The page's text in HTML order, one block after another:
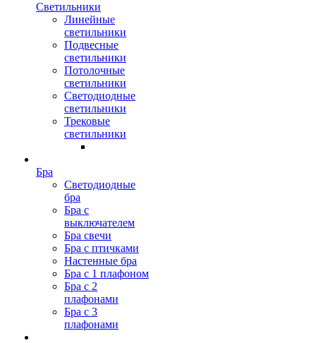
Светильники
Линейные
светильники
Подвесные
светильники
Потолочные
светильники
Светодиодные
светильники
Трековые
светильники
Бра
Светодиодные
бра
Бра с
выключателем
Бра свечи
Бра с птичками
Настенные бра
Бра с 1 плафоном
Бра с 2
плафонами
Бра с 3
плафонами